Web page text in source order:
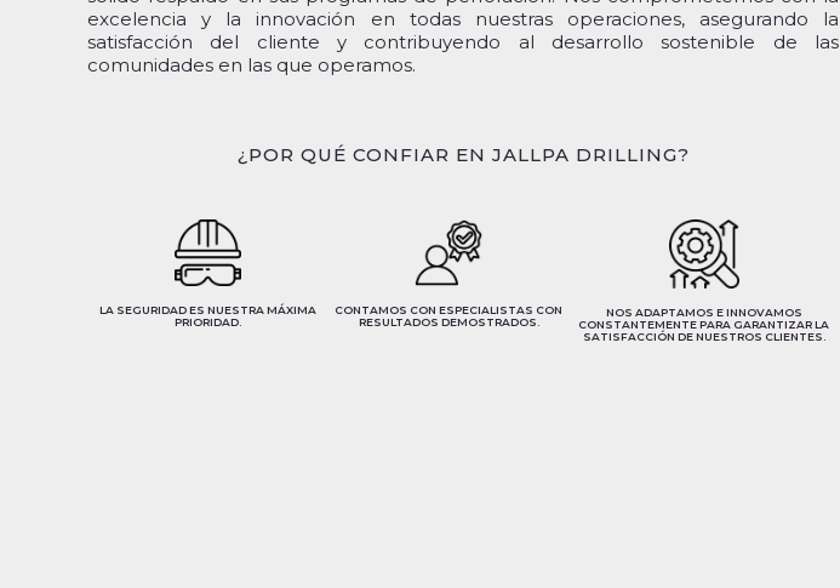
excelencia y la innovación en todas nuestras operaciones, asegurando la
satisfacción del cliente y contribuyendo al desarrollo sostenible de las
comunidades en las que operamos.
¿POR QUÉ CONFIAR EN JALLPA DRILLING?
LA SEGURIDAD ES NUESTRA MÁXIMA
PRIORIDAD.
CONTAMOS CON ESPECIALISTAS CON
RESULTADOS DEMOSTRADOS.
NOS ADAPTAMOS E INNOVAMOS
CONSTANTEMENTE PARA GARANTIZAR LA
SATISFACCIÓN DE NUESTROS CLIENTES.